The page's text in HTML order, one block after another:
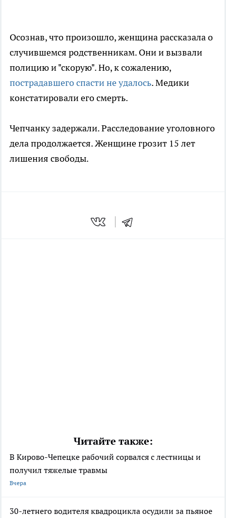
Осознав, что произошло, женщина рассказала о
случившемся родственникам. Они и вызвали
полицию и "скорую". Но, к сожалению,
пострадавшего спасти не удалось. Медики
констатировали его смерть.
Чепчанку задержали. Расследование уголовного
дела продолжается. Женщине грозит 15 лет
лишения свободы.
Читайте также:
В Кирово-Чепецке рабочий сорвался с лестницы и
получил тяжелые травмы
Вчера
30-летнего водителя квадроцикла осудили за пьяное